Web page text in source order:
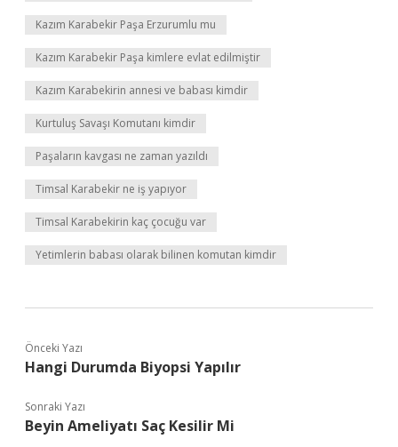
Kazım Karabekir Paşa Erzurumlu mu
Kazım Karabekir Paşa kimlere evlat edilmiştir
Kazım Karabekirin annesi ve babası kimdir
Kurtuluş Savaşı Komutanı kimdir
Paşaların kavgası ne zaman yazıldı
Timsal Karabekir ne iş yapıyor
Timsal Karabekirin kaç çocuğu var
Yetimlerin babası olarak bilinen komutan kimdir
Önceki Yazı
Hangi Durumda Biyopsi Yapılır
Sonraki Yazı
Beyin Ameliyatı Saç Kesilir Mi